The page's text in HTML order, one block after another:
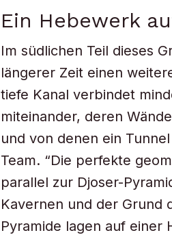
Ein Hebewerk
Im südlichen Teil dieses
längerer Zeit einen
tiefe Kanal verbindet
miteinander, deren
und von denen ein
Team. “Die perfekte
parallel zur Djoser-
Kavernen und der Grund
Pyramide lagen auf einer